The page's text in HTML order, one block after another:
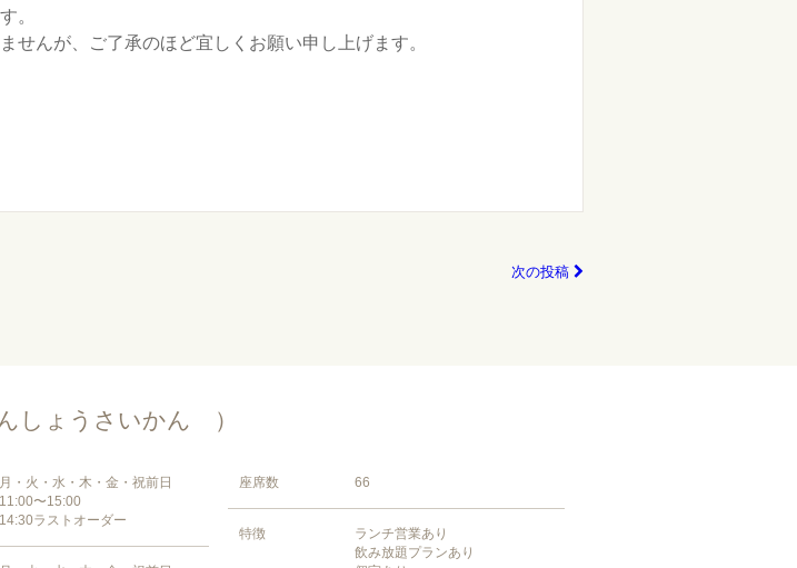
。
せんが、ご了承のほど宜しくお願い申し上げます。
次の投稿
しょうさいかん ）
月・火・水・木・金・祝前日
11:00〜15:00
14:30ラストオーダー
座席数 66
特徴
ランチ営業あり
飲み放題プランあり